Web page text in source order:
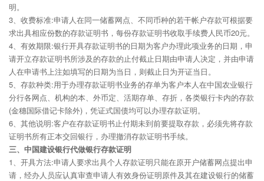
明。
3、收费标准:申请人在同一储蓄网点、不同币种的若干帐户存款可根据要
求出具相应份数的存款证明书，每份存款证明书收取手续费人民币20元。
4、有效期限:银行开具存款证明书的日期为客户办理此项业务的日期，申
请开立存款证明书所涉及的存款的止付截止日期由申请人决定，并由申请
人在申请书上注如填写的日期为当日，则截止日为开证当日。
5、存款种类:用于办理存款证明书业务的存单为客户本人在中国农业银行
分行各网点、机构的本、外币定、活期存单、存折，各类银行卡内的存款
(金穗国际借记卡除外)，凭证式国债均可以办理存款证明。
6、其他说明:客户在存款证明书止付期未到前要提取存款，必须先将存款
证明书所有正本交回银行，办理撤消存款证明书手续。
三、中国建设银行代做银行存款证明
1、开具方法:申请人要求出具个人存款证明只能在原开户储蓄网点提出申
请，经办人员应认真审查申请人有效身份证明原件及其在建设银行的储蓄